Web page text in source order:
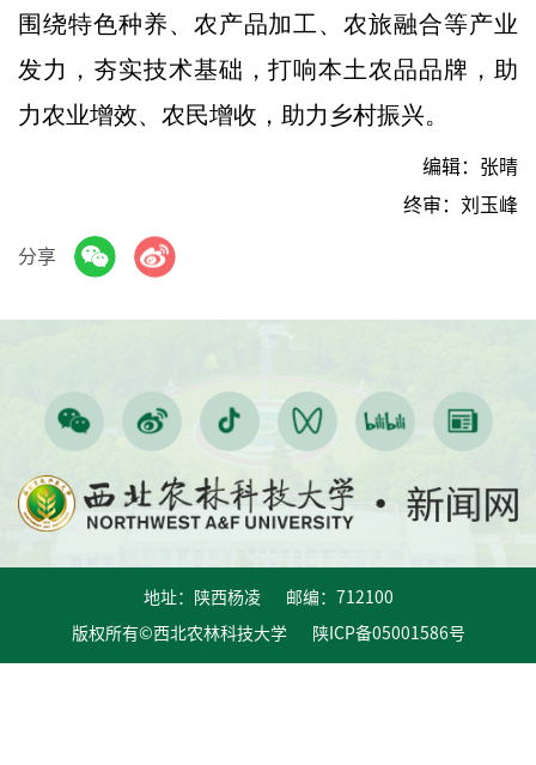
围绕特色种养、农产品加工、农旅融合等产业
发力，夯实技术基础，打响本土农品品牌，助
力农业增效、农民增收，助力乡村振兴。
编辑：张晴
终审：刘玉峰
分享
地址：陕西杨凌 邮编：712100
版权所有©西北农林科技大学 陕ICP备05001586号